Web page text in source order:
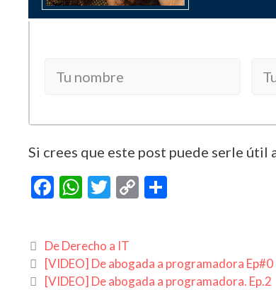
Si crees que este post puede serle útil
F
b
o
W
s
A
T
er
C
y
Li
p
ar
Categorías
De Derecho a IT
[VIDEO] De abogada a programadora Ep#0
[VIDEO] De abogada a programadora. Ep.2